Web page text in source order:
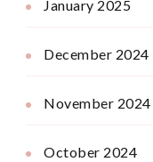
January 2025
December 2024
November 2024
October 2024